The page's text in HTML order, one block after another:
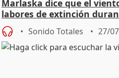
Marlaska dice que el
labores de extinción
Sonido Totales 27/